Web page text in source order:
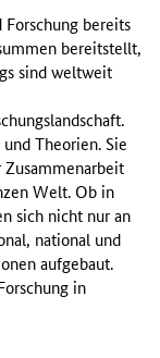
bereits
bereitstellt,
sind weltweit
Theorien. Sie
Welt. Ob in
sich nicht nur an
national und
aufgebaut.
in